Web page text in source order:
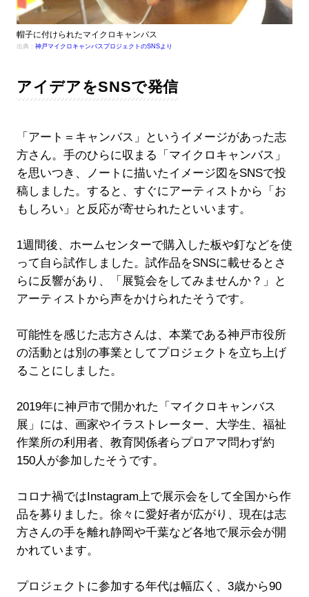
帽子に付けられたマイクロキャンバス
出典： 神戸マイクロキャンバスプロジェクトのSNSより
アイデアをSNSで発信
「アート＝キャンバス」というイメージがあった志
方さん。手のひらに収まる「マイクロキャンバス」
を思いつき、ノートに描いたイメージ図をSNSで投
稿しました。すると、すぐにアーティストから「お
もしろい」と反応が寄せられたといいます。
1週間後、ホームセンターで購入した板や釘などを使
って自ら試作しました。試作品をSNSに載せるとさ
らに反響があり、「展覧会をしてみませんか？」と
アーティストから声をかけられたそうです。
可能性を感じた志方さんは、本業である神戸市役所
の活動とは別の事業としてプロジェクトを立ち上げ
ることにしました。
2019年に神戸市で開かれた「マイクロキャンバス
展」には、画家やイラストレーター、大学生、福祉
作業所の利用者、教育関係者らプロアマ問わず約
150人が参加したそうです。
コロナ禍ではInstagram上で展示会をして全国から作
品を募りました。徐々に愛好者が広がり、現在は志
方さんの手を離れ静岡や千葉など各地で展示会が開
かれています。
プロジェクトに参加する年代は幅広く、3歳から90